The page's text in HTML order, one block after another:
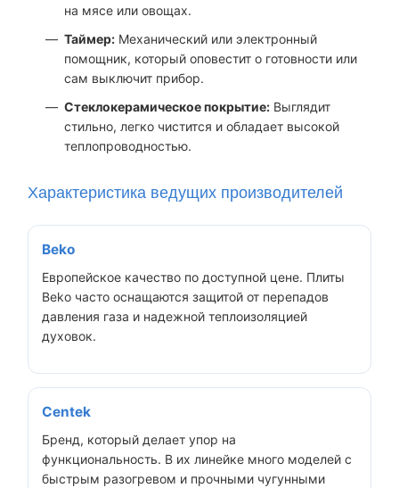
на мясе или овощах.
Таймер: Механический или электронный
помощник, который оповестит о готовности или
сам выключит прибор.
Стеклокерамическое покрытие: Выглядит
стильно, легко чистится и обладает высокой
теплопроводностью.
Характеристика ведущих производителей
Beko
Европейское качество по доступной цене. Плиты
Beko часто оснащаются защитой от перепадов
давления газа и надежной теплоизоляцией
духовок.
Centek
Бренд, который делает упор на
функциональность. В их линейке много моделей с
быстрым разогревом и прочными чугунными